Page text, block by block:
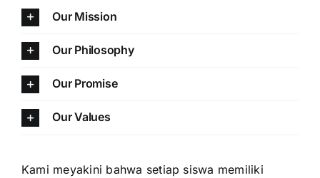
Our Mission
Our Philosophy
Our Promise
Our Values
Kami meyakini bahwa setiap siswa memiliki